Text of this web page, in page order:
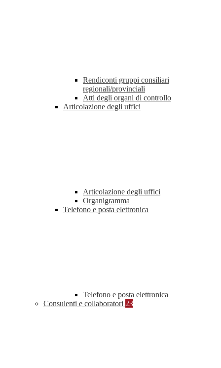
Rendiconti gruppi consiliari
regionali/provinciali
Atti degli organi di controllo
Articolazione degli uffici
Articolazione degli uffici
Organigramma
Telefono e posta elettronica
Telefono e posta elettronica
Consulenti e collaboratori 23